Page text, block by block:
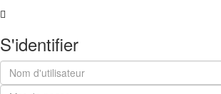
S'identifier